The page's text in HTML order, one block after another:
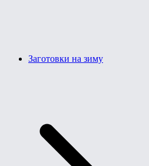
Заготовки на зиму